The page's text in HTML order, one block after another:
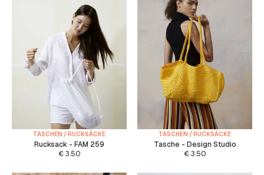
TASCHEN / RUCKSÄCKE
Rucksack - FAM 259
€3.50
TASCHEN / RUCKSÄCKE
Tasche - Design Studio
€3.50